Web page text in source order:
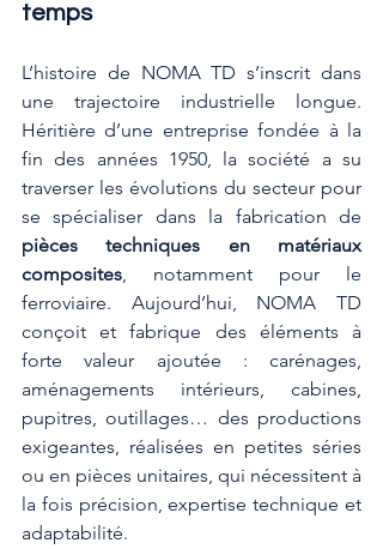
temps
L’histoire de NOMA TD s’inscrit dans
une trajectoire industrielle longue.
Héritière d’une entreprise fondée à la
fin des années 1950, la société a su
traverser les évolutions du secteur pour
pièces techniques en matériaux
composites, notamment pour le
ferroviaire. Aujourd’hui, NOMA TD
conçoit et fabrique des éléments à
forte valeur ajoutée : carénages,
aménagements intérieurs, cabines,
pupitres, outillages… des productions
exigeantes, réalisées en petites séries
ou en pièces unitaires, qui nécessitent à
la fois précision, expertise technique et
adaptabilité.